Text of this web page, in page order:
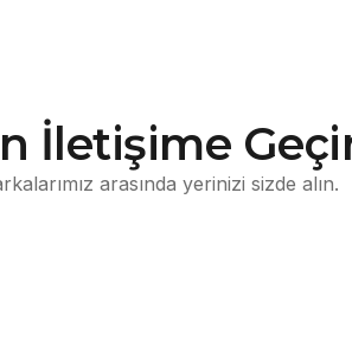
İletişime
arasında yerinizi sizde alın.